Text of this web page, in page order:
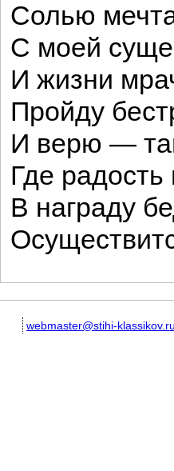
Солью
С моей
И жизни
Пройду
И верю —
Где
В награду
webmaster@stihi-klassikov.ru